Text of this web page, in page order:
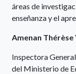
áreas de
enseñanza y el
Amenan Thérèse
Inspectora
del Ministerio de